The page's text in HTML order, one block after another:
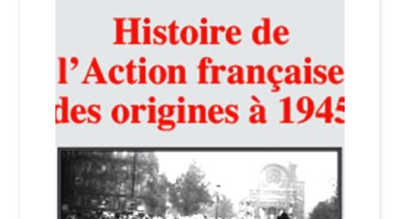
Livres de Philippe Randa
Login Customizer
Newsletter
Nous Contacter
Politique de confidentialité et cookies